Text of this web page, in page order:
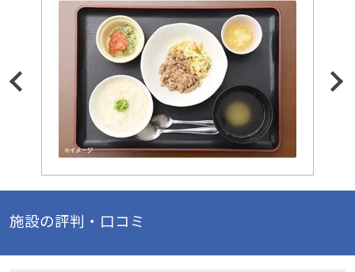
施設の評判・口コミ